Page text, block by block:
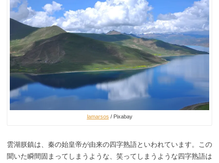
lamarsos / Pixabay
雲湖朕鎮は、秦の始皇帝が由来の四字熟語といわれています。この
聞いた瞬間固まってしまうような、笑ってしまうような四字熟語は